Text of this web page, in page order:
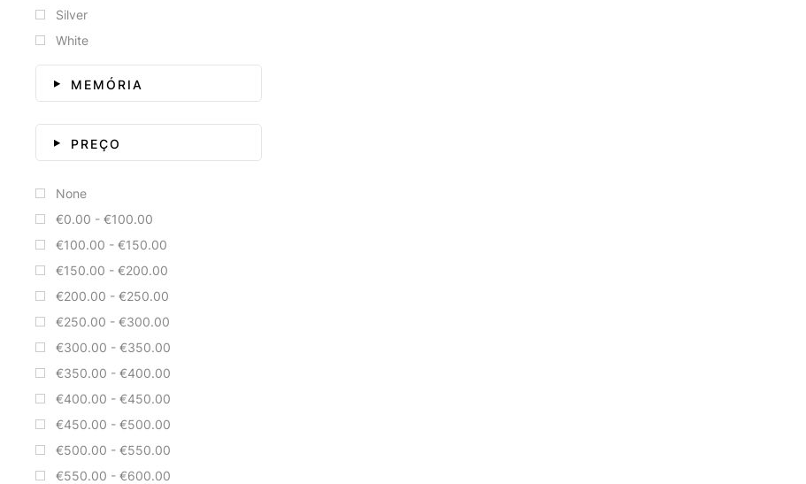
Silver
White
MEMÓRIA
PREÇO
None
€0.00 - €100.00
€100.00 - €150.00
€150.00 - €200.00
€200.00 - €250.00
€250.00 - €300.00
€300.00 - €350.00
€350.00 - €400.00
€400.00 - €450.00
€450.00 - €500.00
€500.00 - €550.00
€550.00 - €600.00